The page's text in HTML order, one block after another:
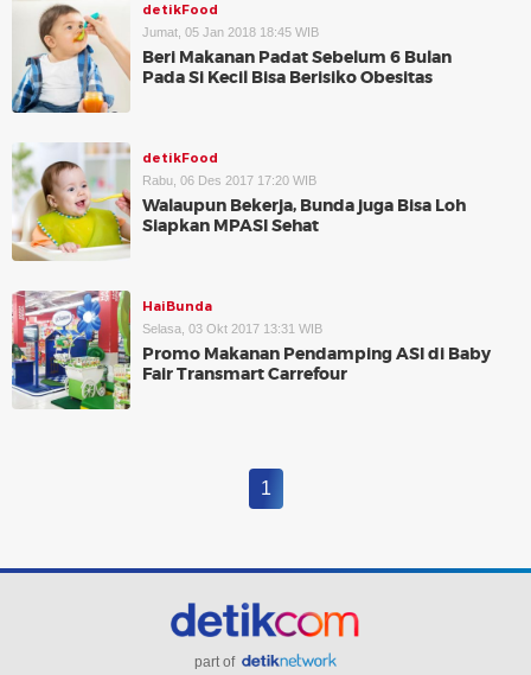
detikFood
Jumat, 05 Jan 2018 18:45 WIB
Beri Makanan Padat Sebelum 6 Bulan
Pada Si Kecil Bisa Berisiko Obesitas
detikFood
Rabu, 06 Des 2017 17:20 WIB
Walaupun Bekerja, Bunda juga Bisa Loh
Siapkan MPASI Sehat
HaiBunda
Selasa, 03 Okt 2017 13:31 WIB
Promo Makanan Pendamping ASI di Baby
Fair Transmart Carrefour
1
part of